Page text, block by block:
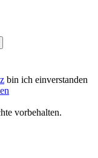
bin ich einverstanden
vorbehalten.